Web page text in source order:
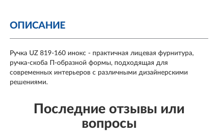
ОПИСАНИЕ
Ручка UZ 819-160 инокс - практичная лицевая фурнитура,
ручка-скоба П-образной формы, подходящая для
современных интерьеров с различными дизайнерскими
решениями.
Последние отзывы или
вопросы